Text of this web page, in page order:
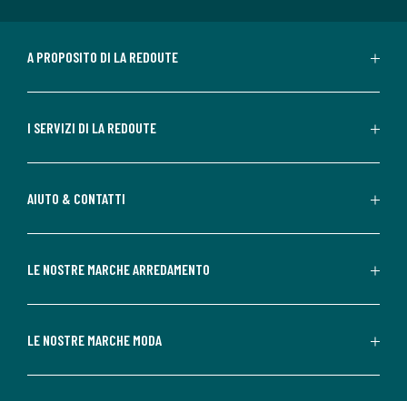
A PROPOSITO DI LA REDOUTE
I SERVIZI DI LA REDOUTE
AIUTO & CONTATTI
LE NOSTRE MARCHE ARREDAMENTO
LE NOSTRE MARCHE MODA